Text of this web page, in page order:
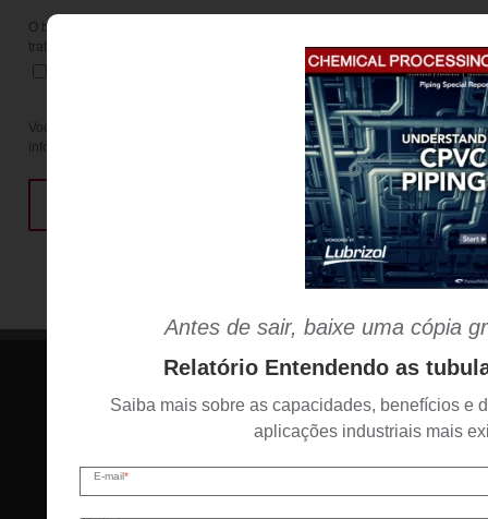
O blog Corzan® só utiliza as informações fornecidas para melhor
tratamento do conteúdo disponibilizado à seus leitores.
Eu concordo em receber atualizações regulares
Você pode cancelar a inscrição a qualquer momento. Para obter
informações, confira nossa
política de privacidade.
Antes de sair, baixe uma cópia
Relatório Entendendo as
Saiba mais sobre as capacidades, benefícios e
aplicações industriais mais
E-mail*